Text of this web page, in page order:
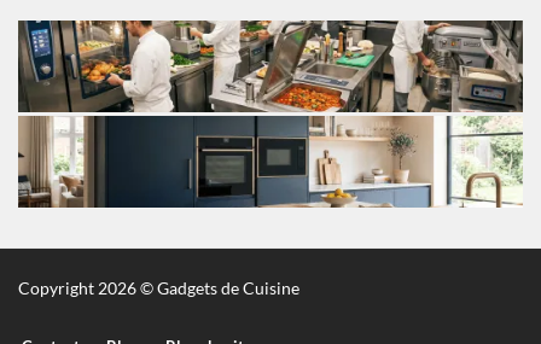
Copyright 2026 © Gadgets de Cuisine